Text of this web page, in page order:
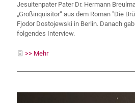
Jesuitenpater Pater Dr. Hermann
„Großinquisitor“ aus dem Roman "Die
Fjodor Dostojewski in Berlin. Danach
folgendes Interview.
>> Mehr